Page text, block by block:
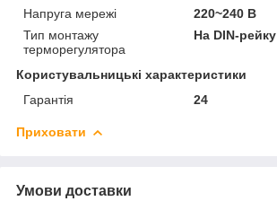
Напруга мережі
220~240 В
Тип монтажу
терморегулятора
На DIN-рейку
Користувальницькі характеристики
Гарантія
24
Приховати
Умови доставки